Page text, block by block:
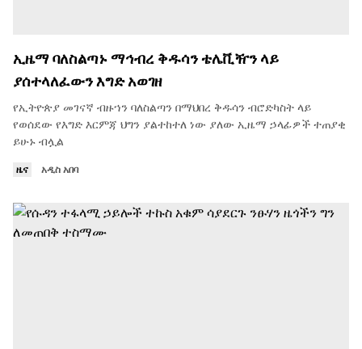
ኢዜማ ባለስልጣኑ ማኅብረ ቅዱሳን ቴሌቪዥን ላይ
ያሰተላለፈውን እግድ አወገዘ
የኢትዮጵያ መገናኛ ብዙኀን ባለስልጣን በማህበረ ቅዱሳን ብሮድካስት ላይ
የወሰደው የእግድ እርምጃ ህግን ያልተከተለ ነው ያለው ኢዜማ ኃላፊዎች ተጠያቂ
ይሁኑ ብሏል
ዜና አዲስ አበባ